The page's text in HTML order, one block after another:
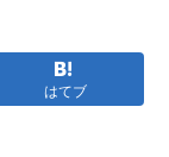
はてブ